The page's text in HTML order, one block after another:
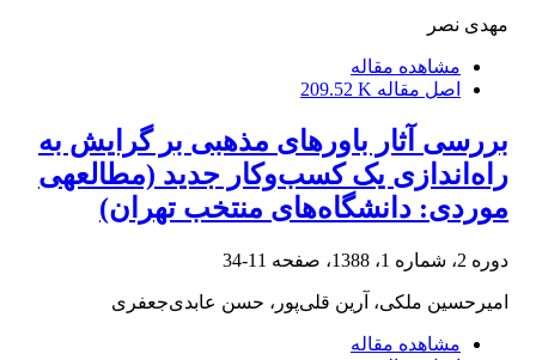
مهدی نصر
مشاهده مقاله
اصل مقاله 209.52 K
بررسی آثار باورهای مذهبی بر گرایش به
راه‌اندازی یک کسب‌وکار جدید (مطالعهی
موردی: دانشگاه‌های منتخب تهران)
دوره 2، شماره 1، 1388، صفحه 11-34
امیرحسین ملکی، آرین قلی‌پور، حسن عابدی‌جعفری
مشاهده مقاله